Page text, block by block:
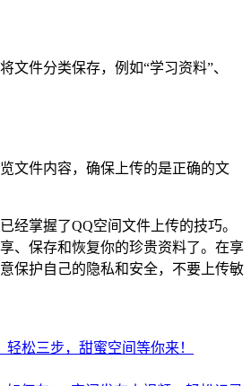
文件分类保存，例如“学习资料”、
文件内容，确保上传的是正确的文
经掌握了QQ空间文件上传的技巧。
、保存和恢复你的珍贵资料了。在享
保护自己的隐私和安全，不要上传敏
松三步，甜蜜空间等你来！